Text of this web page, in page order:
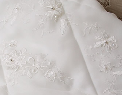
ォンオーガンジーのベビー
ルとレースの幸せベビード